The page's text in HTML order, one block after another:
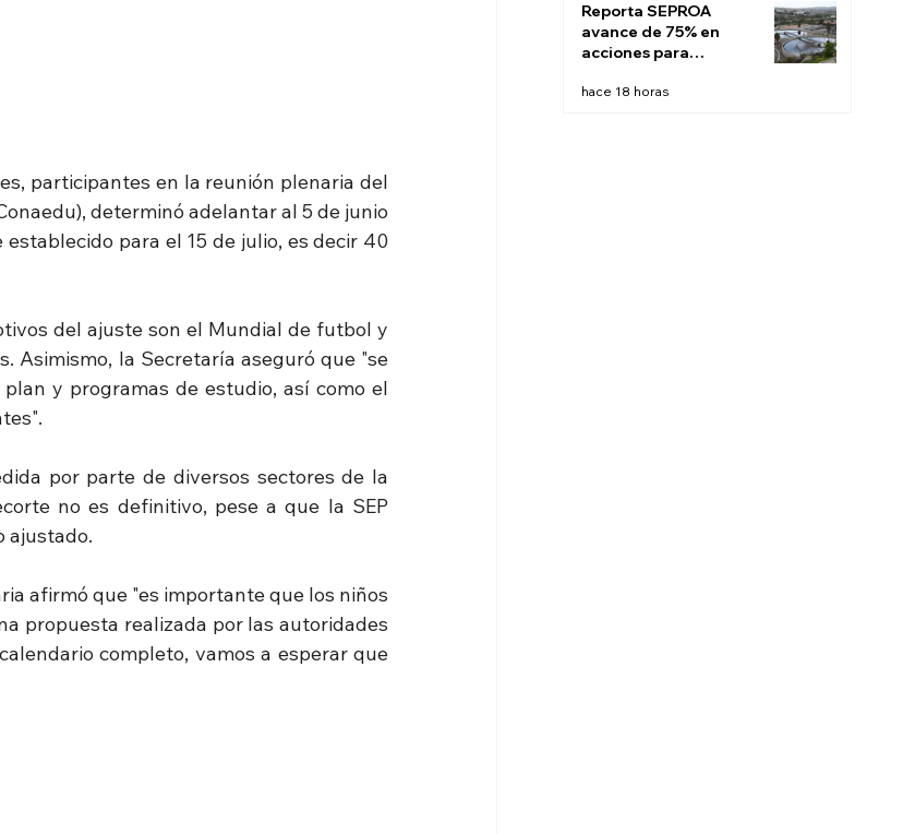
participantes en la reunión plenaria del
determinó adelantar al 5 de junio
para el 15 de julio, es decir 40
del ajuste son el Mundial de futbol y
Asimismo, la Secretaría aseguró que "se
y programas de estudio, así como el
por parte de diversos sectores de la
no es definitivo, pese a que la SEP
ajustado.
afirmó que "es importante que los niños
propuesta realizada por las autoridades
completo, vamos a esperar que
Reporta SEPROA
avance de 75% en
acciones para
aguas residuales de
hace 18 horas